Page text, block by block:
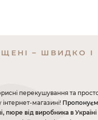
– ШВИДКО І
перекушування та
магазині!
пюре від виробника в Україні